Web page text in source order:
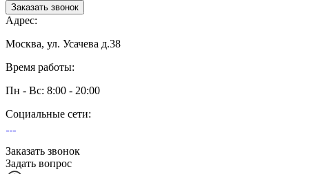
Заказать звонок
Адрес:
Москва, ул. Усачева д.38
Время работы:
Пн - Вс: 8:00 - 20:00
Социальные сети:
Заказать звонок
Задать вопрос